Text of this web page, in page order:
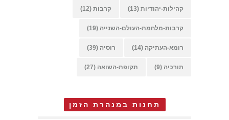
קהילות-יהודיות (13) קרבות (12)
קרבות-מלחמת-העולם-השנייה (19)
רומא-העתיקה (14) רוסיה (39)
תורכיה (9) תקופת-השואה (27)
תחנות במנהרת הזמן